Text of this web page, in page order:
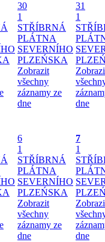
30
1
STŘÍBRNÁ
PLÁTNA
SEVERNÍHO
PLZEŃSKA
Zobrazit
všechny
záznamy ze
dne
31
1
dne
6
1
STŘÍBRNÁ
PLÁTNA
SEVERNÍHO
PLZEŃSKA
Zobrazit
všechny
záznamy ze
dne
7
1
dne